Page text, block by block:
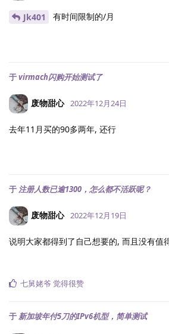
Jk401 有时间限制的/月
于virmach闪购开始测试了
废物甜心 2022年12月24日
去年11月买的90多两年, 还行
于 注册人数已逾1300，怎么都不活跃呢？
废物甜心 2022年12月19日
说明大家都得到了自己想要的, 而且没有值
七舅姥爷 觉得很赞
于新加坡年付5刀的IPv6机型，简单测试